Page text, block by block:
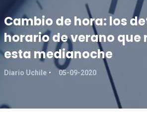
Cambio de hora: los
horario de verano que
esta medianoche
Diario Uchile 05-09-2020